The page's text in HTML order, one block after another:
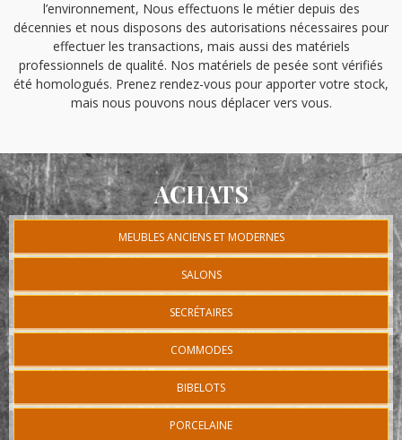
l’environnement, Nous effectuons le métier depuis des
décennies et nous disposons des autorisations nécessaires pour
effectuer les transactions, mais aussi des matériels
professionnels de qualité. Nos matériels de pesée sont vérifiés
été homologués. Prenez rendez-vous pour apporter votre stock,
mais nous pouvons nous déplacer vers vous.
ACHATS
MEUBLES ANCIENS ET MODERNES
SALONS
SECRÉTAIRES
COMMODES
BIBELOTS
PORCELAINE